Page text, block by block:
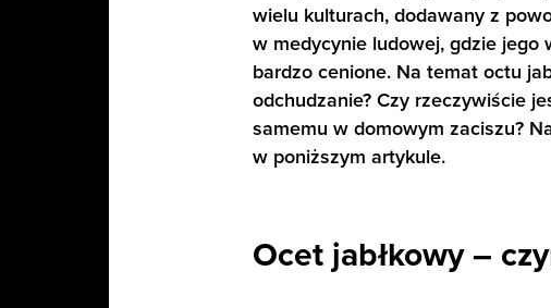
wielu kulturach, dodawany z
w medycynie ludowej, gdzie jego
bardzo cenione. Na temat octu
odchudzanie? Czy rzeczywiście
samemu w domowym zaciszu?
w poniższym artykule.
Ocet jabłkowy –